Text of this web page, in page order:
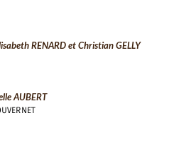
RENARD et Christian GELLY
AUBERT